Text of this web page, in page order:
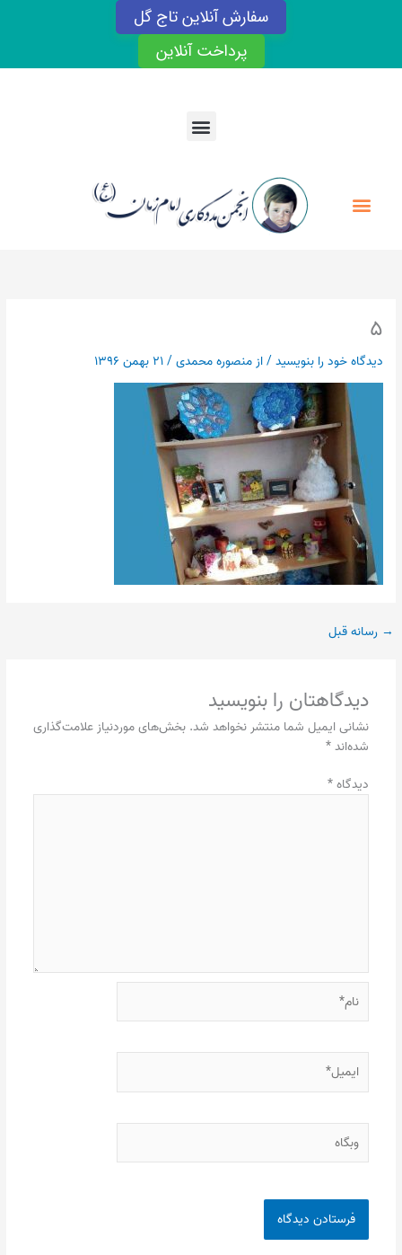
سفارش آنلاین تاج گل
پرداخت آنلاین
Menu
۵
دیدگاه‌ خود را بنویسید/ از منصوره محمدی/۲۱ بهمن ۱۳۹۶
→ رسانه قبل
دیدگاهتان را بنویسید
نشانی ایمیل شما منتشر نخواهد شد. بخش‌های موردنیاز علامت‌گذاری
شده‌اند*
دیدگاه*
وبگاه